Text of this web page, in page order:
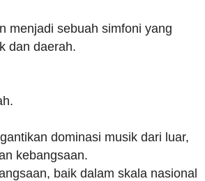
menjadi sebuah simfoni yang
dan daerah.
dominasi musik dari luar,
kebangsaan.
baik dalam skala nasional